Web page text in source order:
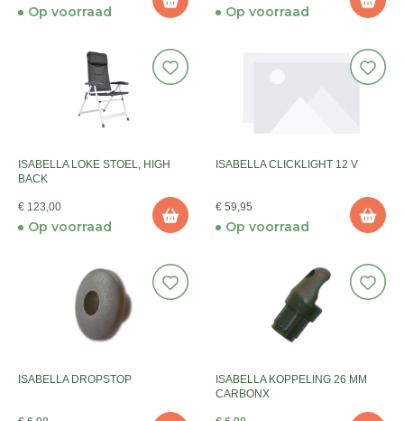
Op voorraad Op voorraad
ISABELLA LOKE STOEL, HIGH
BACK
€ 123,00
Op voorraad
ISABELLA CLICKLIGHT 12 V
€ 59,95
Op voorraad
ISABELLA DROPSTOP
ISABELLA KOPPELING 26 MM
CARBONX